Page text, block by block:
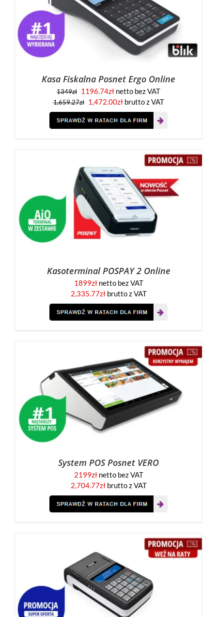
Kasa Fiskalna Posnet Ergo Online
1349zł 1196.74zł netto bez VAT
1,659.27zł 1,472.00złbrutto z VAT
Kasoterminal POSPAY 2 Online
1899złnetto bez VAT
2,335.77złbrutto z VAT
System POS Posnet VERO
2199złnetto bez VAT
2,704.77złbrutto z VAT